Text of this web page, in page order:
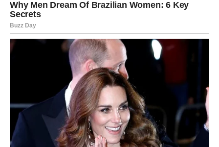
Nedelja donosi harmoniju i osećaj da si izabrao ispravno.
ŠKORPIJA
Intenzivan vikend je pred tobom. Subota donosi strast, ali
i mogućnost sukoba ako emocije izmaknu kontroli.
U ljubavi – ili ideš korak napred, ili završavaš priču.
Nedelja ti donosi jasnoću i osećaj oslobađanja.